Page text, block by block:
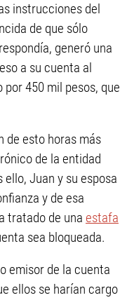
instrucciones del
de que sólo
generó una
a su cuenta al
450 mil pesos, que
de esto horas más
de la entidad
Juan y su esposa
y de esa
tratado de una estafa
sea bloqueada.
emisor de la cuenta
ellos se harían cargo